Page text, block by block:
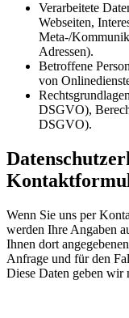
Verarbeitete
Webseiten,
Meta-/
Adressen).
Betroffene
von
DSGVO),
DSGVO).
Wenn Sie uns per
werden Ihre Angaben
Ihnen dort
Anfrage und für den
Diese Daten geben